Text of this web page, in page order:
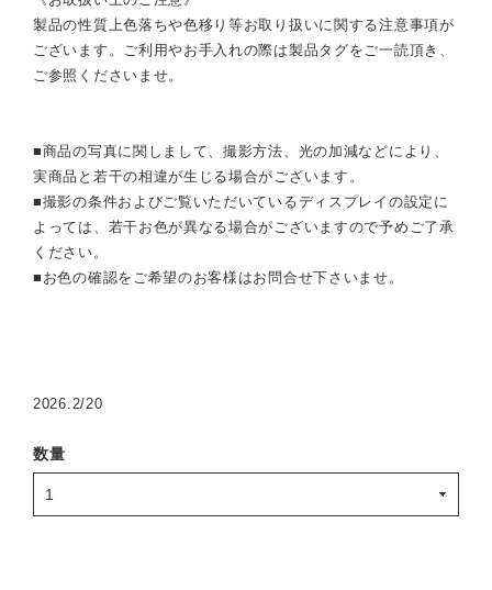
製品の性質上色落ちや色移り等お取り扱いに関する注意事項が
ございます。ご利用やお手入れの際は製品タグをご一読頂き、
ご参照くださいませ。
■商品の写真に関しまして、撮影方法、光の加減などにより、
実商品と若干の相違が生じる場合がございます。
■撮影の条件およびご覧いただいているディスプレイの設定に
よっては、若干お色が異なる場合がございますので予めご了承
ください。
■お色の確認をご希望のお客様はお問合せ下さいませ。
2026.2/20
数量